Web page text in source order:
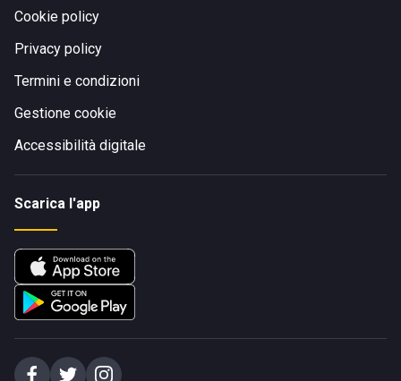
Cookie policy
Privacy policy
Termini e condizioni
Gestione cookie
Accessibilità digitale
Scarica l'app